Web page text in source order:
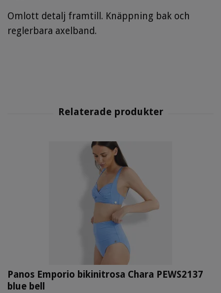
Omlott detalj framtill. Knäppning bak och
reglerbara axelband.
Panos Emporio bikinitrosa Chara PEWS2137
blue bell